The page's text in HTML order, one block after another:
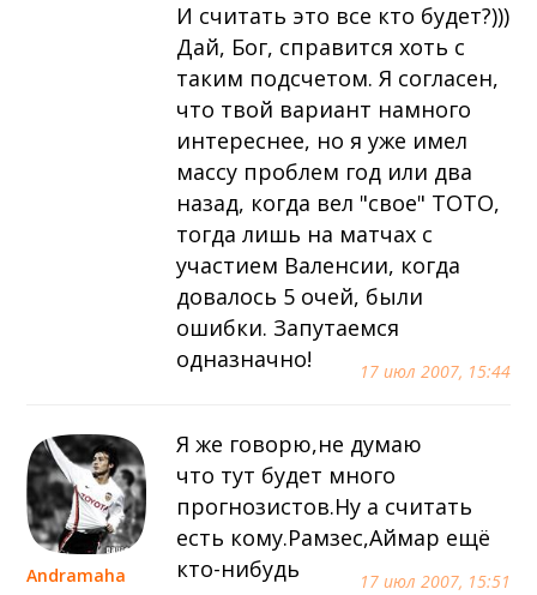
17 июл 2007, 15:44
И считать это все кто будет?)))
Дай, Бог, справится хоть с
таким подсчетом. Я согласен,
что твой вариант намного
интереснее, но я уже имел
массу проблем год или два
назад, когда вел "свое" ТОТО,
тогда лишь на матчах с
участием Валенсии, когда
довалось 5 очей, были
ошибки. Запутаемся
одназначно!
Andramaha 17 июл 2007, 15:51
Я же говорю,не думаю
что тут будет много
прогнозистов.Ну а считать
есть кому.Рамзес,Аймар ещё
кто-нибудь